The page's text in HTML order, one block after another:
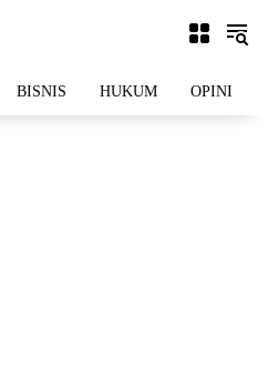
BISNIS HUKUM OPINI